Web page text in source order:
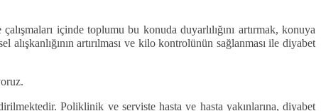
içinde toplumu bu konuda duyarlılığını artırmak, konuya
artırılması ve kilo kontrolünün sağlanması ile diyabet
Poliklinik ve serviste hasta ve hasta yakınlarına, diyabet